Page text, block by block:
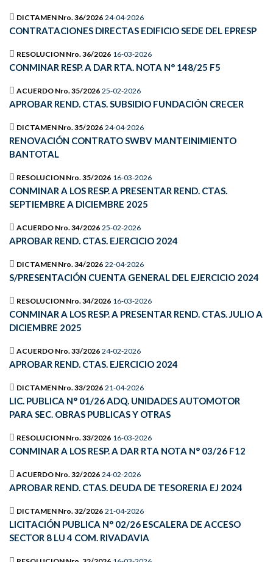
DICTAMEN Nro. 36/2026 24-04-2026
CONTRATACIONES DIRECTAS EDIFICIO SEDE DEL EPRESP
RESOLUCION Nro. 36/2026 16-03-2026
CONMINAR RESP. A DAR RTA. NOTA N° 148/25 F5
ACUERDO Nro. 35/2026 25-02-2026
APROBAR REND. CTAS. SUBSIDIO FUNDACIÓN CRECER
DICTAMEN Nro. 35/2026 24-04-2026
RENOVACIÓN CONTRATO SWBV MANTEINIMIENTO
BANTOTAL
RESOLUCION Nro. 35/2026 16-03-2026
CONMINAR A LOS RESP. A PRESENTAR REND. CTAS.
SEPTIEMBRE A DICIEMBRE 2025
ACUERDO Nro. 34/2026 25-02-2026
APROBAR REND. CTAS. EJERCICIO 2024
DICTAMEN Nro. 34/2026 22-04-2026
S/PRESENTACIÓN CUENTA GENERAL DEL EJERCICIO 2024
RESOLUCION Nro. 34/2026 16-03-2026
CONMINAR A LOS RESP. A PRESENTAR REND. CTAS. JULIO A
DICIEMBRE 2025
ACUERDO Nro. 33/2026 24-02-2026
APROBAR REND. CTAS. EJERCICIO 2024
DICTAMEN Nro. 33/2026 21-04-2026
LIC. PUBLICA N° 01/26 ADQ. UNIDADES AUTOMOTOR
PARA SEC. OBRAS PUBLICAS Y OTRAS
RESOLUCION Nro. 33/2026 16-03-2026
CONMINAR A LOS RESP. A DAR RTA NOTA N° 03/26 F12
ACUERDO Nro. 32/2026 24-02-2026
APROBAR REND. CTAS. DEUDA DE TESORERIA EJ 2024
DICTAMEN Nro. 32/2026 21-04-2026
LICITACIÓN PUBLICA N° 02/26 ESCALERA DE ACCESO
SECTOR 8 LU 4 COM. RIVADAVIA